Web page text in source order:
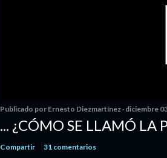
Publicado por Ernesto Diezmartínez diciembre
... ¿CÓMO SE LLAMÓ LA
Compartir 31 comentarios